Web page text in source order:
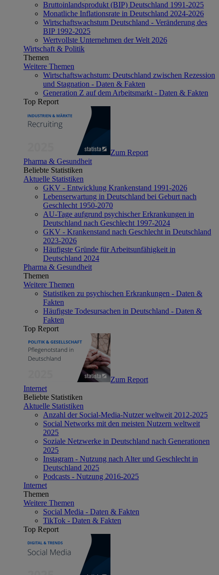
Bruttoinlandsprodukt (BIP) Deutschland 1991-2025
Monatliche Inflationsrate in Deutschland 2024-2026
Wirtschaftswachstum Deutschland - Veränderung des
BIP 1992-2025
Wertvollste Unternehmen der Welt 2026
Wirtschaft & Politik
Themen
Weitere Themen
Wirtschaftswachstum: Deutschland zwischen Rezession
und Stagnation - Daten & Fakten
Generation Z auf dem Arbeitsmarkt - Daten & Fakten
Top Report
Zum Report
Pharma & Gesundheit
Beliebte Statistiken
Aktuelle Statistiken
GKV - Entwicklung Krankenstand 1991-2026
Lebenserwartung in Deutschland bei Geburt nach
Geschlecht 1950-2070
AU-Tage aufgrund psychischer Erkrankungen in
Deutschland nach Geschlecht 1997-2024
GKV - Krankenstand nach Geschlecht in Deutschland
2023-2026
Häufigste Gründe für Arbeitsunfähigkeit in
Deutschland 2024
Pharma & Gesundheit
Themen
Weitere Themen
Statistiken zu psychischen Erkrankungen - Daten &
Fakten
Häufigste Todesursachen in Deutschland - Daten &
Fakten
Top Report
Zum Report
Internet
Beliebte Statistiken
Aktuelle Statistiken
Anzahl der Social-Media-Nutzer weltweit 2012-2025
Social Networks mit den meisten Nutzern weltweit
2025
Soziale Netzwerke in Deutschland nach Generationen
2025
Instagram - Nutzung nach Alter und Geschlecht in
Deutschland 2025
Podcasts - Nutzung 2016-2025
Internet
Themen
Weitere Themen
Social Media - Daten & Fakten
TikTok - Daten & Fakten
Top Report